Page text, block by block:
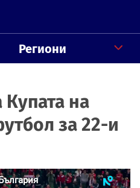
Региони
на
за 22-и